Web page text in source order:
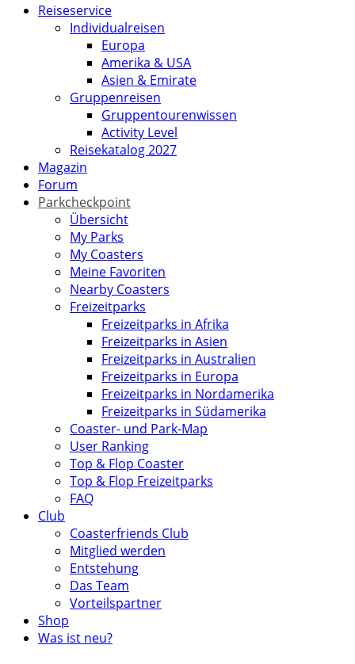
Reiseservice
Individualreisen
Europa
Amerika & USA
Asien & Emirate
Gruppenreisen
Gruppentourenwissen
Activity Level
Reisekatalog 2027
Magazin
Forum
Parkcheckpoint
Übersicht
My Parks
My Coasters
Meine Favoriten
Nearby Coasters
Freizeitparks
Freizeitparks in Afrika
Freizeitparks in Asien
Freizeitparks in Australien
Freizeitparks in Europa
Freizeitparks in Nordamerika
Freizeitparks in Südamerika
Coaster- und Park-Map
User Ranking
Top & Flop Coaster
Top & Flop Freizeitparks
FAQ
Club
Coasterfriends Club
Mitglied werden
Entstehung
Das Team
Vorteilspartner
Shop
Was ist neu?